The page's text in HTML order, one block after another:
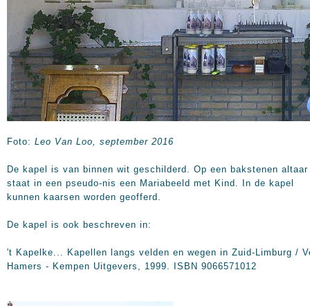
Foto: Leo Van Loo, september 2016
De kapel is van binnen wit geschilderd. Op een bakstenen altaar
staat in een pseudo-nis een Mariabeeld met Kind. In de kapel
kunnen kaarsen worden geofferd.
De kapel is ook beschreven in:
't Kapelke... Kapellen langs velden en wegen in Zuid-Limburg /
Hamers - Kempen Uitgevers, 1999. ISBN 9066571012